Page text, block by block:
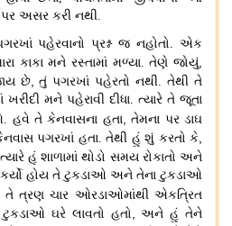
અસર કરી નથી.
પહેરવાનો પ્રશ્ન જ નહોતો.એક
કાકા મને રસ્તામાં મળ્યા.તેણે જોયું,
છે,તું પગરખાં પહેરતો નથી.તેથી તે
મને પહેરાવી દીધા. ત્યારે તે જૂતા
. હવે તે કેનવાસના હતા,તેમના પર ડાઘ
પગરખાં હતા. તેથી હું શું કરતો કે,
ત્યારે હું શાળામાં થોડો સમય રોકાતો અને
કર્યો હોય તે ટુકડાઓ અને તેના ટુકડાઓ
તે ત્રણ ચાર ઓરડાઓમાંથી એકત્રિત
ઘરે લાવતો હતો,અને હું તેને